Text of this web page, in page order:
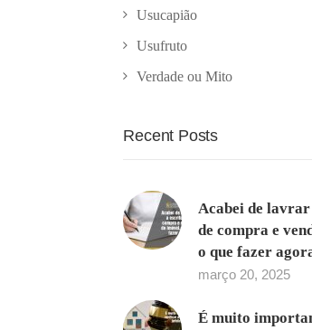
Usucapião
Usufruto
Verdade ou Mito
Recent Posts
Acabei de
de compra e
o que fazer
março 20, 2025
É muito